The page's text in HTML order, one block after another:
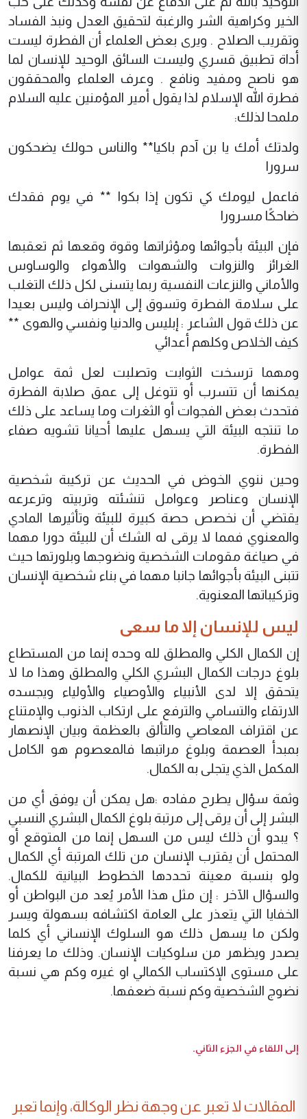
الخير وكراهية الشر والرغبة لتحقيق العدل ونبذ الفساد
وتقريب الصلاح . ويرى بعض العلماء أن الفطرة ليست
أداة تطبيق قسري وليست السائق الوحيد للإنسان لما
هو ناصح ومفيد ونافع . وعرف العلماء والمحققون
فطرة الله الإسلام لذا يقول أمير المؤمنين عليه السلام
ملمحا لذلك:
ولدتك أمك يا بن آدم باكيا** والناس حولك يضحكون
سرورا
فاعمل ليومك كي تكون إذا بكوا ** في يوم فقدك
ضاحكًا مسرورا
فإن البيئة بأجوائها ومؤثراتها وقوة وقعها ثم تعقبها
الغرائز والنزوات والشهوات والأهواء والوساوس
والأماني والنزعات النفسية ربما يتسنى لكل ذلك التغلب
على سلامة الفطرة وتسوق إلى الإنحراف وليس بعيدا
عن ذلك قول الشاعر : إبليس والدنيا ونفسي والهوى **
كيف الخلاص وكلهم أعدائي
ومهما ترسخت الثوابت وتصلبت لعل ثمة عوامل
يمكنها أن تتسرب أو تتوغل إلى عمق صلابة الفطرة
فتحدث بعض الفجوات أو الثغرات وما يساعد على ذلك
ما تنتجه البيئة التي يسهل عليها أحيانا تشويه صفاء
الفطرة.
وحين ننوي الخوض في الحديث عن تركيبة شخصية
الإنسان وعناصر وعوامل تنشئته وتربيته وترعرعه
يقتضي أن نخصص حصة كبيرة للبيئة وتأثيرها المادي
والمعنوي فمما لا يرقى له الشك أن للبيئة دورا مهما
في صياغة مقومات الشخصية ونضوجها وبلورتها حيث
تتبنى البيئة بأجوائها جانبا مهما في بناء شخصية الإنسان
وتركيباتها المعنوية.
ليس للإنسان إلا ما سعى
إن الكمال الكلي والمطلق لله وحده إنما من المستطاع
بلوغ درجات الكمال البشري الكلي والمطلق وهذا ما لا
يتحقق إلا لدى الأنبياء والأوصياء والأولياء ويجسده
الارتقاء والتسامي والترفع على ارتكاب الذنوب والإمتناع
عن اقتراف المعاصي والتألق بالعظمة وبيان الإنصهار
بمبدأ العصمة وبلوغ مراتبها فالمعصوم هو الكامل
المكمل الذي يتجلى به الكمال.
وثمة سؤال يطرح مفاده :هل يمكن أن يوفق أي من
البشر إلى أن يرقى إلى مرتبة بلوغ الكمال البشري النسبي
؟ يبدو أن ذلك ليس من السهل إنما من المتوقع أو
المحتمل أن يقترب الإنسان من تلك المرتبة أي الكمال
ولو بنسبة معينة تحددها الخطوط البيانية للكمال.
والسؤال الآخر : إن مثل هذا الأمر يُعد من البواطن أو
الخفايا التي يتعذر على العامة اكتشافه بسهولة ويسر
ولكن ما يسهل ذلك هو السلوك الإنساني أي كلما
يصدر ويظهر من سلوكيات الإنسان. وذلك ما يعرفنا
على مستوى الإكتساب الكمالي او غيره وكم هي نسبة
نضوج الشخصية وكم نسبة ضعفها.
إلى اللقاء في الجزء الثاني.
المقالات لا تعبر عن وجهة نظر الوكالة، وإنما تعبر